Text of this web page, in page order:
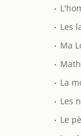
.
. Les
. Ma
.
. La
. Les
. Le